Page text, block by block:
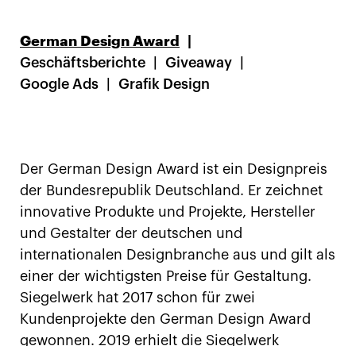
German Design Award
Geschäftsberichte
Giveaway
Google Ads
Grafik Design
Der German Design Award ist ein Designpreis
der Bundesrepublik Deutschland. Er zeichnet
innovative Produkte und Projekte, Hersteller
und Gestalter der deutschen und
internationalen Designbranche aus und gilt als
einer der wichtigsten Preise für Gestaltung.
Siegelwerk hat 2017 schon für zwei
Kundenprojekte den German Design Award
gewonnen. 2019 erhielt die Siegelwerk